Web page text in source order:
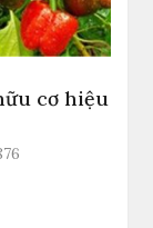
cơ hiệu